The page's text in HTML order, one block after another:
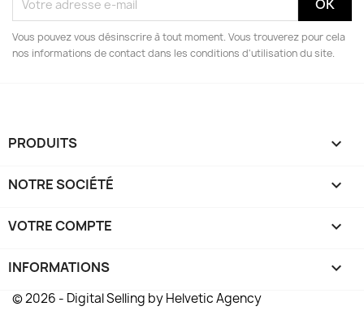
Vous pouvez vous désinscrire à tout moment. Vous trouverez pour cela
nos informations de contact dans les conditions d'utilisation du site.
PRODUITS 
NOTRE SOCIÉTÉ 
VOTRE COMPTE 
INFORMATIONS keyboard_arrow_down
© 2026 - Digital Selling by Helvetic Agency